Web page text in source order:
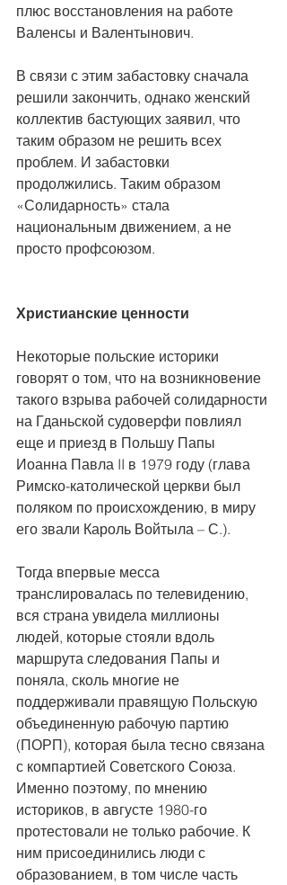
плюс восстановления на работе
Валенсы и Валентынович.
В связи с этим забастовку сначала
решили закончить, однако женский
коллектив бастующих заявил, что
таким образом не решить всех
проблем. И забастовки
продолжились. Таким образом
«Солидарность» стала
национальным движением, а не
просто профсоюзом.
Христианские ценности
Некоторые польские историки
говорят о том, что на возникновение
такого взрыва рабочей солидарности
на Гданьской судоверфи повлиял
еще и приезд в Польшу Папы
Иоанна Павла II в 1979 году (глава
Римско-католической церкви был
поляком по происхождению, в миру
его звали Кароль Войтыла – С.).
Тогда впервые месса
транслировалась по телевидению,
вся страна увидела миллионы
людей, которые стояли вдоль
маршрута следования Папы и
поняла, сколь многие не
поддерживали правящую Польскую
объединенную рабочую партию
(ПОРП), которая была тесно связана
с компартией Советского Союза.
Именно поэтому, по мнению
историков, в августе 1980-го
протестовали не только рабочие. К
ним присоединились люди с
образованием, в том числе часть